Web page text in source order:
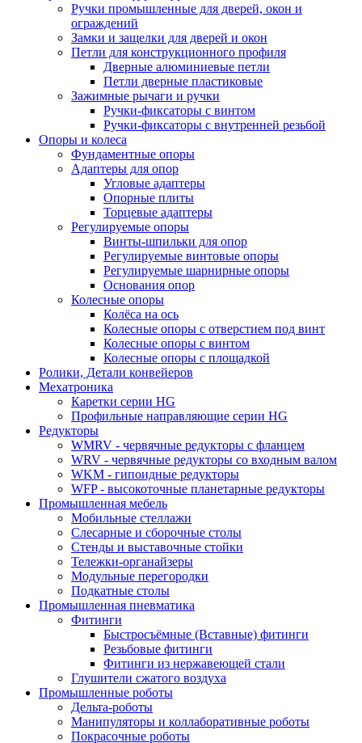
Ручки промышленные для дверей, окон и
ограждений
Замки и защелки для дверей и окон
Петли для конструкционного профиля
Дверные алюминиевые петли
Петли дверные пластиковые
Зажимные рычаги и ручки
Ручки-фиксаторы c винтом
Ручки-фиксаторы c внутренней резьбой
Опоры и колеса
Фундаментные опоры
Адаптеры для опор
Угловые адаптеры
Опорные плиты
Торцевые адаптеры
Регулируемые опоры
Винты-шпильки для опор
Регулируемые винтовые опоры
Регулируемые шарнирные опоры
Основания опор
Колесные опоры
Колёса на ось
Колесные опоры с отверстием под винт
Колесные опоры с винтом
Колесные опоры с площадкой
Ролики, Детали конвейеров
Мехатроника
Каретки серии HG
Профильные направляющие серии HG
Редукторы
WMRV - червячные редукторы с фланцем
WRV - червячные редукторы со входным валом
WKM - гипоидные редукторы
WFP - высокоточные планетарные редукторы
Промышленная мебель
Мобильные стеллажи
Слесарные и сборочные столы
Стенды и выставочные стойки
Тележки-органайзеры
Модульные перегородки
Подкатные столы
Промышленная пневматика
Фитинги
Быстросъёмные (Вставные) фитинги
Резьбовые фитинги
Фитинги из нержавеющей стали
Глушители сжатого воздуха
Промышленные роботы
Дельта-роботы
Манипуляторы и коллаборативные роботы
Покрасочные роботы